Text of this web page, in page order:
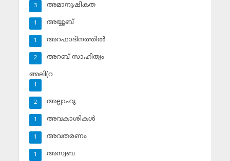
അമാനുഷികത
3
അയ്യൂബ്‌
1
അറഫാദിനത്തില്‍
1
അറബ് സാഹിത്യം
2
അലി(റ
1
അല്ലാഹു
2
അവകാശികള്‍
1
അവതരണം
1
അസ്വബ
1